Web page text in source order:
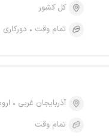
کل کشور
تمام وقت
دورکاری
آذربایجان غربی
تمام وقت